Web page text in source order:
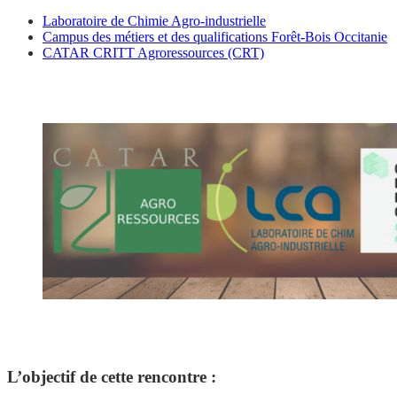
Laboratoire de Chimie Agro-industrielle
Campus des métiers et des qualifications Forêt-Bois Occitanie
CATAR CRITT Agroressources (CRT)
L’objectif de cette rencontre :